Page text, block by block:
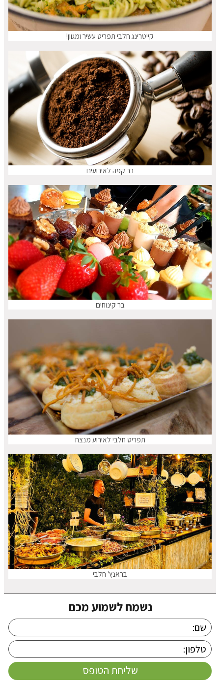
קייטרינג חלבי תפריט עשיר ומגוון!
בר קפה לאירועים
בר קינוחים
תפריט חלבי לאירוע מנצח
בראנץ' חלבי
נשמח לשמוע מכם